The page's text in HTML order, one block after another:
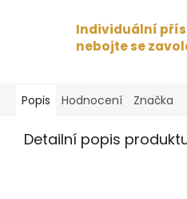
Individuální
nebojte se
Popis Hodnocení Značka
Detailní popis